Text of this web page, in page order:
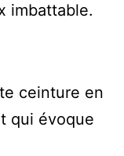
imbattable.
ceinture en
qui évoque